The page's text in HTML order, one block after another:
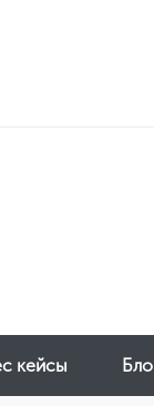
кейсы